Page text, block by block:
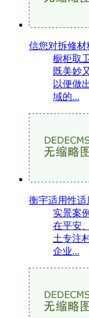
信您对拆修
橱柜取
既美妙
以便做
域的...
衡宇适用性
实景案
在平安
土专注
企业...